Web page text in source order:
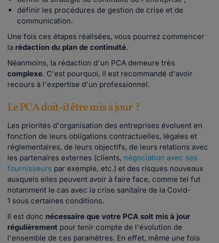
définir les procédures de gestion de crise et de
communication.
Une fois ces étapes réalisées, vous pourrez commencer
la rédaction du plan de continuité.
Néanmoins, la rédaction d'un PCA demeure très
complexe. C'est pourquoi, il est recommandé d'avoir
recours à l'expertise d'un professionnel.
Le PCA doit-il être mis à jour ?
Les priorités d'organisation des entreprises évoluent en
fonction de leurs obligations contractuelles, légales et
réglementaires, de leurs objectifs, de leurs relations avec
les partenaires externes (clients, négociation avec ses
fournisseurs par exemple, etc.) et des risques nouveaux
auxquels elles peuvent avoir à faire face, comme tel fut
notamment le cas avec la crise sanitaire de la Covid-
1 sous certaines conditions.
Il est donc nécessaire que votre PCA soit mis à jour
régulièrement pour tenir compte de l'évolution de
l'ensemble de ces paramètres. En effet, même une fois